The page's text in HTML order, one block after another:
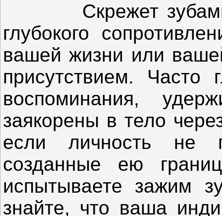
Скрежет зубами и
глубокого
вашей жизни или
присутствием. Часто
воспоминания,
заякорены в тело
если личность не
созданные ею
испытываете зажим
знайте, что ваша